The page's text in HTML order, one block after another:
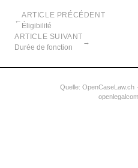
←
ARTICLE PRÉCÉDENT
Éligibilité
ARTICLE SUIVANT
Durée de fonction
→
Quelle: OpenCaseLaw.ch